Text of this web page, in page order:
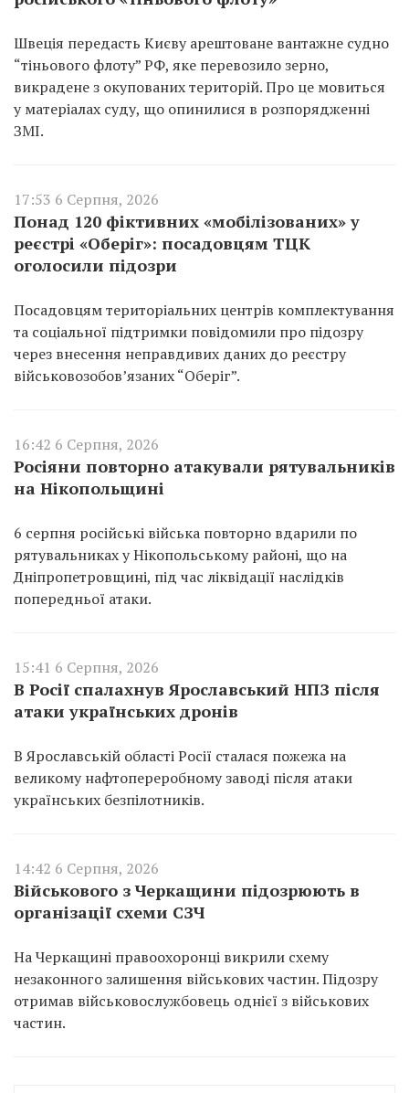
Швеція передасть Києву арештоване вантажне судно
“тіньового флоту” РФ, яке перевозило зерно,
викрадене з окупованих територій. Про це мовиться
у матеріалах суду, що опинилися в розпорядженні
ЗМІ.
17:53 6 Серпня, 2026
Понад 120 фіктивних «мобілізованих» у
реєстрі «Оберіг»: посадовцям ТЦК
оголосили підозри
Посадовцям територіальних центрів комплектування
та соціальної підтримки повідомили про підозру
через внесення неправдивих даних до реєстру
військовозобов’язаних “Оберіг”.
16:42 6 Серпня, 2026
Росіяни повторно атакували рятувальників
на Нікопольщині
6 серпня російські війська повторно вдарили по
рятувальниках у Нікопольському районі, що на
Дніпропетровщині, під час ліквідації наслідків
попередньої атаки.
15:41 6 Серпня, 2026
В Росії спалахнув Ярославський НПЗ після
атаки українських дронів
В Ярославській області Росії сталася пожежа на
великому нафтопереробному заводі після атаки
українських безпілотників.
14:42 6 Серпня, 2026
Військового з Черкащини підозрюють в
організації схеми СЗЧ
На Черкащині правоохоронці викрили схему
незаконного залишення військових частин. Підозру
отримав військовослужбовець однієї з військових
частин.